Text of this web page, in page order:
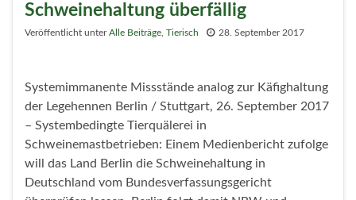
Schweinehaltung überfällig
Veröffentlicht unterAlle Beiträge Tierisch 28. September 2017
Systemimmanente Missstände analog zur Käfighaltung
der Legehennen Berlin / Stuttgart, 26. September 2017
– Systembedingte Tierquälerei in
Schweinemastbetrieben: Einem Medienbericht zufolge
will das Land Berlin die Schweinehaltung in
Deutschland vom Bundesverfassungsgericht